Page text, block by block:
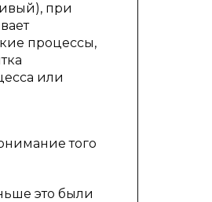
при
процессы,
или
того
это были